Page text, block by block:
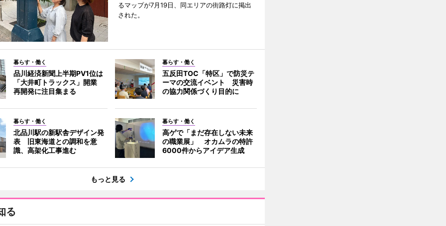
るマップが7月19日、同エリアの街路灯に掲出
された。
暮らす・働く
品川経済新聞上半期PV1位は
「大井町トラックス」開業
再開発に注目集まる
暮らす・働く
五反田TOC「特区」で防災テ
ーマの交流イベント 災害時
の協力関係づくり目的に
暮らす・働く
北品川駅の新駅舎デザイン発
表 旧東海道との調和を意
識、高架化工事進む
暮らす・働く
高ゲで「まだ存在しない未来
の職業展」 オカムラの特許
6000件からアイデア生成
もっと見る
る